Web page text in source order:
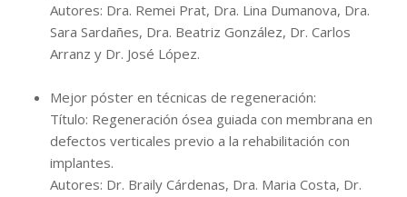
Autores: Dra. Remei Prat, Dra. Lina Dumanova, Dra.
Sara Sardañes, Dra. Beatriz González, Dr. Carlos
Arranz y Dr. José López.
Mejor póster en técnicas de regeneración:
Título: Regeneración ósea guiada con membrana en
defectos verticales previo a la rehabilitación con
implantes.
Autores: Dr. Braily Cárdenas, Dra. Maria Costa, Dr.